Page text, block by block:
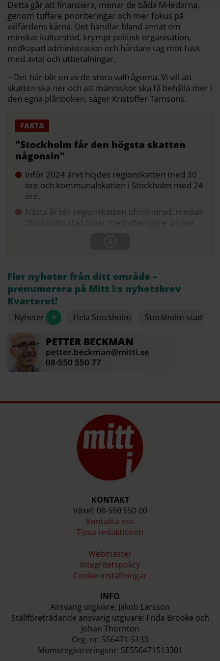
Detta går att finansiera, menar de båda M-ledarna,
genom tuffare prioriteringar och mer fokus på
välfärdens kärna. Det handlar bland annat om
minskat kulturstöd, krympt politisk organisation,
nedkapad administration och hårdare tag mot fusk
med avtal och utbetalningar.
– Det här blir en av de stora valfrågorna. Vi vill att
skatten ska ner och att människor ska få behålla mer i
den egna plånboken, säger Kristoffer Tamsons.
"Stockholm får den högsta skatten
någonsin"
Inför 2024 året höjdes regionskatten med 30
öre och kommunalskatten i Stockholm med 24
öre.
Nästa år blir regionskatten oförändrad, medan
Stockholm stad höjer med ytterligare 24 öre.
Fler nyheter från ditt område –
prenumerera på Mitt i:s nyhetsbrev
Kvarteret!
Nyheter + Hela Stockholm Stockholm stad
PETTERBECKMAN
petter.beckman@mitti.se
08-550 550 77
KONTAKT
Växel: 08-550 550 00
Kontakta oss
Tipsa redaktionen
Webmaster
Integritetspolicy
Cookie-inställningar
INFO
Ansvarig utgivare: Jakob Larsson
Ställföreträdande ansvarig utgivare: Frida Brooke och
Johan Thornton
Org. nr: 556471-5133
Momsregistreringsnr: SE556471513301